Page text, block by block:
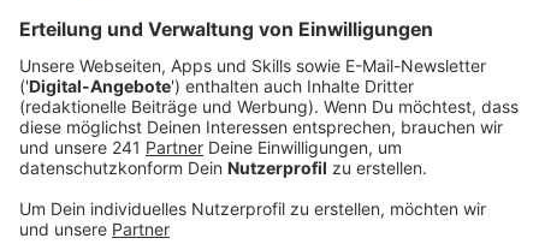
Anzeige
Anzeige
enden. Und manchmal braucht man ein bisschen, bis